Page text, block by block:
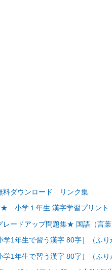
料ダウンロード リンク集
小学１年生 漢字学習プリント
ードアップ問題集★ 国語（言葉
学1年生で習う漢字 80字］（ふり
学1年生で習う漢字 80字］（ふり